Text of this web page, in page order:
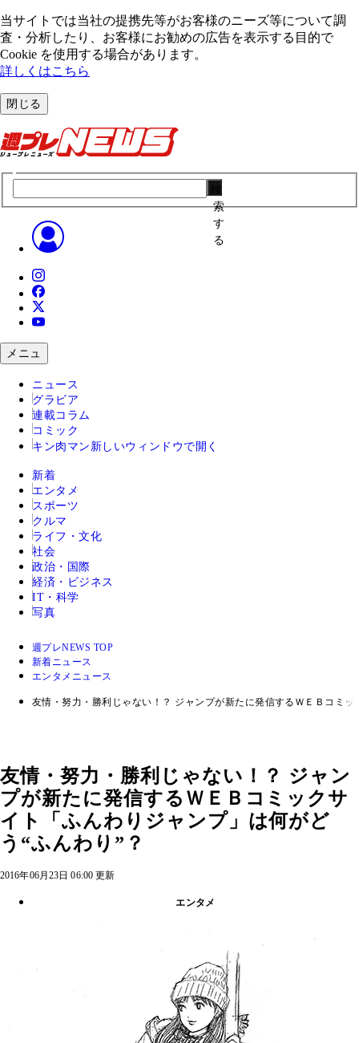
当サイトでは当社の提携先等がお客様のニーズ等について調
査・分析したり、お客様にお勧めの広告を表⽰する⽬的で
Cookie を使⽤する場合があります。
詳しくはこちら
閉じる
索
す
る
メニュ
ニュース
グラビア
連載コラム
コミック
キン肉マン 新しいウィンドウで開く
新着
エンタメ
スポーツ
クルマ
ライフ・文化
社会
政治・国際
経済・ビジネス
IT・科学
写真
週プレNEWS TOP
新着ニュース
エンタメニュース
友情・努力・勝利じゃない！？ ジャンプが新たに発信するＷＥＢコミ
友情・努力・勝利じゃない！？ ジャン
プが新たに発信するＷＥＢコミックサ
イト「ふんわりジャンプ」は何がど
う“ふんわり”？
2016年06月23日 06:00 更新
エンタメ